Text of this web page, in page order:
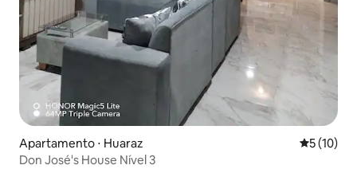
Apartamento ⋅ Huaraz 5 de uma
5 (10)
Don José's House Nível 3